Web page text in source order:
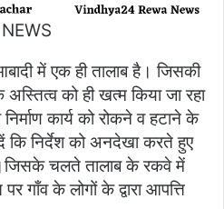
में एक ही तालाब है। जिसकी
को ही खत्म किया जा रहा
कार्य को रोकने व हटाने के
कि निर्देश को अनदेखा करते हुए
है।जिसके चलते तालाब के रकवे में
गाँव के लोगों के द्वारा आपत्ति